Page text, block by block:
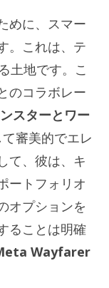
めに、スマー
。これは、テ
土地です。こ
のコラボレー
スターとワー
審美的でエレ
て、彼は、キ
ートフォリオ
オプションを
ることは明確
Wayfarer